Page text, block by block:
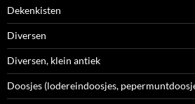
Dekenkisten
Diversen
Diversen, klein antiek
Doosjes (lodereindoosjes,